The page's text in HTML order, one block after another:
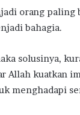
orang paling
bahagia.
solusinya,
Allah kuatkan
menghadapi